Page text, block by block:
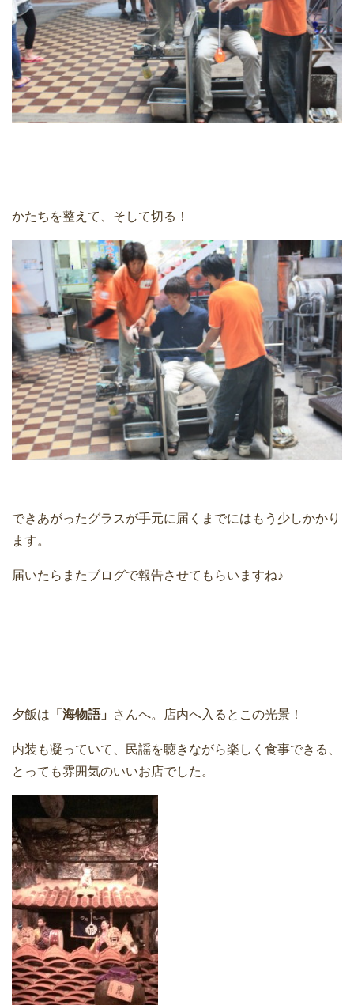
かたちを整えて、そして切る！
できあがったグラスが手元に届くまでにはもう少しかかり
ます。
届いたらまたブログで報告させてもらいますね♪
夕飯は 「海物語」 さんへ。店内へ入るとこの光景！
内装も凝っていて、民謡を聴きながら楽しく食事できる、
とっても雰囲気のいいお店でした。